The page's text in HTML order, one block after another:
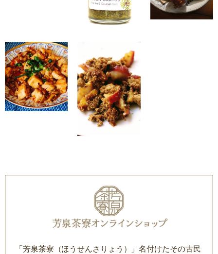
「芳泉茶寮（ほうせんさりょう）」名付けたその古民